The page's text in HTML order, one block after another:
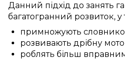
Данний підхід до занять
багатогранний розвиток, у
примножують
розвивають дрібну
роблять більш